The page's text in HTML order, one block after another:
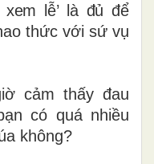
lễ’ là đủ để
thức với sứ vụ
cảm thấy đau
có quá nhiều
không?